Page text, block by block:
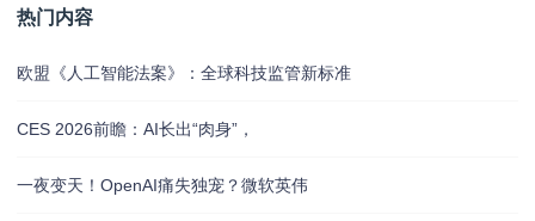
热门内容
欧盟《人工智能法案》：全球科技监管新标准
CES 2026前瞻：AI长出“肉身”，
一夜变天！OpenAI痛失独宠？微软英伟